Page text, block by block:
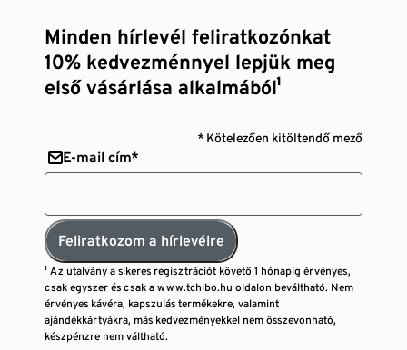
Minden hírlevél feliratkozónkat
10% kedvezménnyel lepjük meg
első vásárlása alkalmából¹
* Kötelezően kitöltendő mező
E-mail cím*
Feliratkozom a hírlevélre
¹ Az utalvány a sikeres regisztrációt követő 1 hónapig érvényes,
csak egyszer és csak a www.tchibo.hu oldalon beváltható. Nem
érvényes kávéra, kapszulás termékekre, valamint
ajándékkártyákra, más kedvezményekkel nem összevonható,
készpénzre nem váltható.